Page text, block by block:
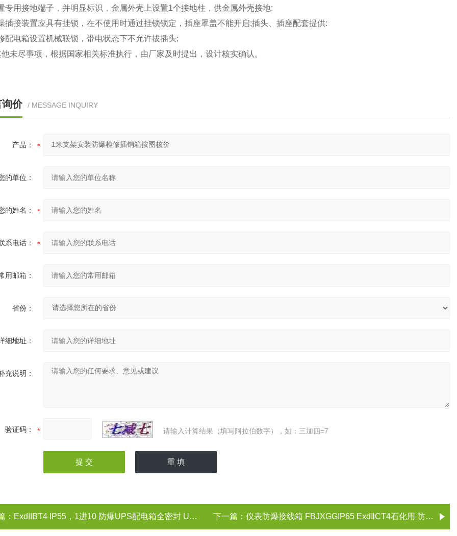
专用接地端子，并明显标识，金属外壳上设置1个接地柱，供金属外壳接地:
插接装置应具有挂锁，在不使用时通过挂锁锁定，插座罩盖不能开启;插头、插座配套提供:
配电箱设置机械联锁，带电状态下不允许拔插头;
未尽事项，根据国家相关标准执行，由厂家及时提出，设计核实确认。
价 / MESSAGE INQUIRY
产品：
的单位：
的姓名：
系电话：
用邮箱：
省份：
细地址：
充说明：
验证码： 请输入计算结果（填写阿拉伯数字），如：三加四=7
： ExdIIBT4 IP55，1进10 防爆UPS配电箱全密封 UPS电源 下一篇： 仪表防爆接线箱 FBJXGGIP65 ExdⅡCT4石化用 防爆接线盒